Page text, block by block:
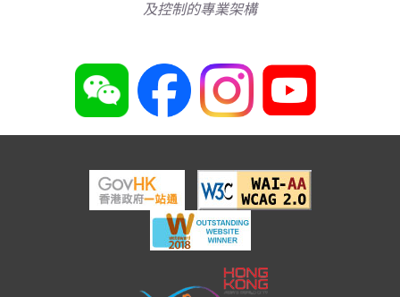
及控制的專業架構